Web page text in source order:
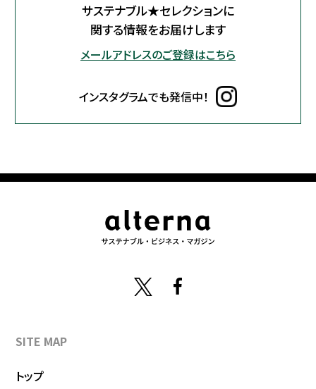
サステナブル★セレクションに
関する情報をお届けします
メールアドレスのご登録はこちら
インスタグラムでも発信中！
SITE MAP
トップ